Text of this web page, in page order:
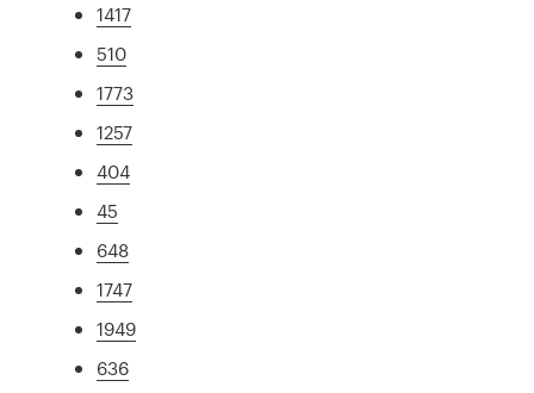
1417
510
1773
1257
404
45
648
1747
1949
636